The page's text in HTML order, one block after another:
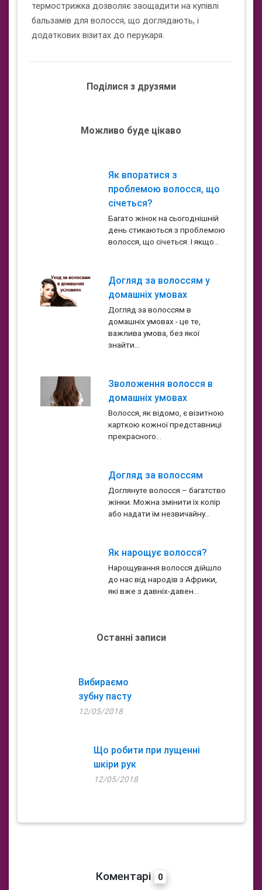
термострижка дозволяє заощадити на купівлі
бальзамів для волосся, що доглядають, і
додаткових візитах до перукаря.
Поділися з друзями
Можливо буде цікаво
Як впоратися з
проблемою волосся, що
січеться?
Багато жінок на сьогоднішній
день стикаються з проблемою
волосся, що січеться. І якщо...
Догляд за волоссям у
домашніх умовах
Догляд за волоссям в
домашніх умовах - це те,
важлива умова, без якої
знайти...
Зволоження волосся в
домашніх умовах
Волосся, як відомо, є візитною
карткою кожної представниці
прекрасного...
Догляд за волоссям
Доглянуте волосся – багатство
жінки. Можна змінити їх колір
або надати їм незвичайну...
Як нарощує волосся?
Нарощування волосся дійшло
до нас від народів з Африки,
які вже з давніх-давен...
Останні записи
Вибираємо
зубну пасту
12/05/2018
Що робити при лущенні
шкіри рук
12/05/2018
Коментарі 0